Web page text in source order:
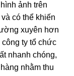
ảnh trên
có thể khiến
xuyên hơn
ty tổ chức
nhanh chóng,
nhằm thu